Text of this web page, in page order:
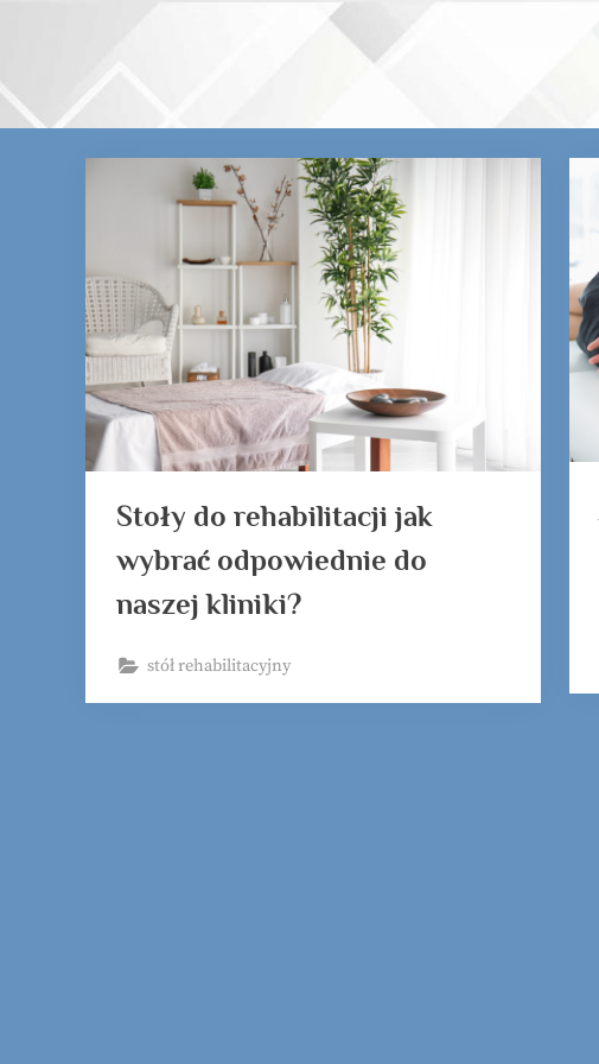
content
do
rehabilitacji
Stoły do rehabilitacji jak
wybrać odpowiednie do
naszej kliniki?
stół rehabilitacyjny